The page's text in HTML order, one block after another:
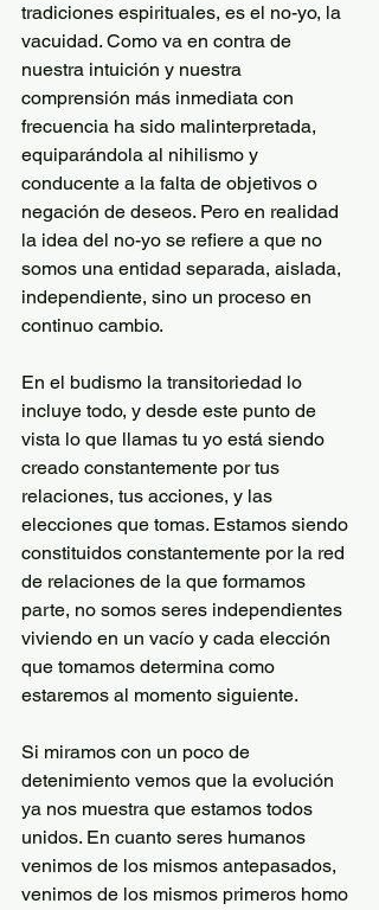
tradiciones espirituales, es el no-yo, la
vacuidad. Como va en contra de
nuestra intuición y nuestra
comprensión más inmediata con
frecuencia ha sido malinterpretada,
equiparándola al nihilismo y
conducente a la falta de objetivos o
negación de deseos. Pero en realidad
la idea del no-yo se refiere a que no
somos una entidad separada, aislada,
independiente, sino un proceso en
continuo cambio.
En el budismo la transitoriedad lo
incluye todo, y desde este punto de
vista lo que llamas tu yo está siendo
creado constantemente por tus
relaciones, tus acciones, y las
elecciones que tomas. Estamos siendo
constituidos constantemente por la red
de relaciones de la que formamos
parte, no somos seres independientes
viviendo en un vacío y cada elección
que tomamos determina como
estaremos al momento siguiente.
Si miramos con un poco de
detenimiento vemos que la evolución
ya nos muestra que estamos todos
unidos. En cuanto seres humanos
venimos de los mismos antepasados,
venimos de los mismos primeros homo